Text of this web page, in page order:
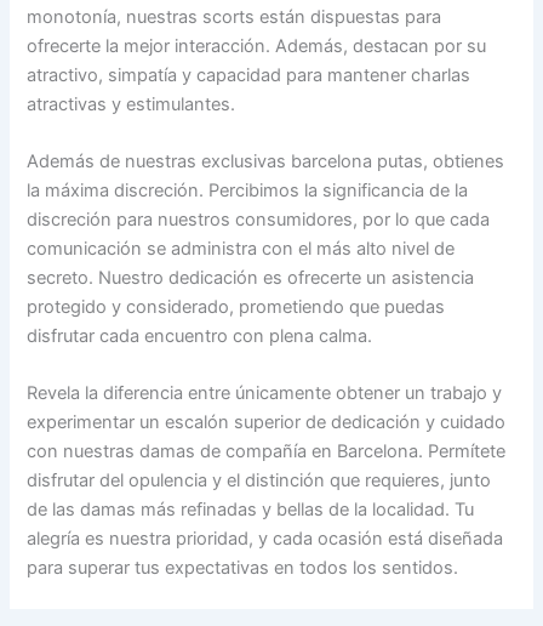
monotonía, nuestras scorts están dispuestas para
ofrecerte la mejor interacción. Además, destacan por su
atractivo, simpatía y capacidad para mantener charlas
atractivas y estimulantes.
Además de nuestras exclusivas barcelona putas, obtienes
la máxima discreción. Percibimos la significancia de la
discreción para nuestros consumidores, por lo que cada
comunicación se administra con el más alto nivel de
secreto. Nuestro dedicación es ofrecerte un asistencia
protegido y considerado, prometiendo que puedas
disfrutar cada encuentro con plena calma.
Revela la diferencia entre únicamente obtener un trabajo y
experimentar un escalón superior de dedicación y cuidado
con nuestras damas de compañía en Barcelona. Permítete
disfrutar del opulencia y el distinción que requieres, junto
de las damas más refinadas y bellas de la localidad. Tu
alegría es nuestra prioridad, y cada ocasión está diseñada
para superar tus expectativas en todos los sentidos.